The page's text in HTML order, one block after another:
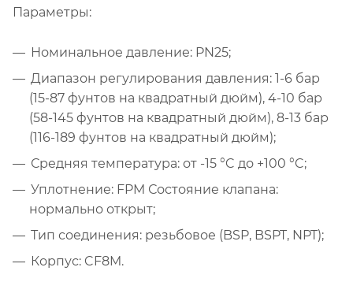
Параметры:
Номинальное давление: PN25;
Диапазон регулирования давления: 1-6 бар
(15-87 фунтов на квадратный дюйм), 4-10 бар
(58-145 фунтов на квадратный дюйм), 8-13 бар
(116-189 фунтов на квадратный дюйм);
Средняя температура: от -15 °C до +100 °C;
Уплотнение: FPM Состояние клапана:
нормально открыт;
Тип соединения: резьбовое (BSP, BSPT, NPT);
Корпус: CF8M.